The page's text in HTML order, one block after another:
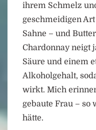
ihrem Schmelz
geschmeidigen
Sahne – und
Chardonnay neigt
Säure und einem
Alkoholgehalt,
wirkt. Mich
gebaute Frau – so
hätte.